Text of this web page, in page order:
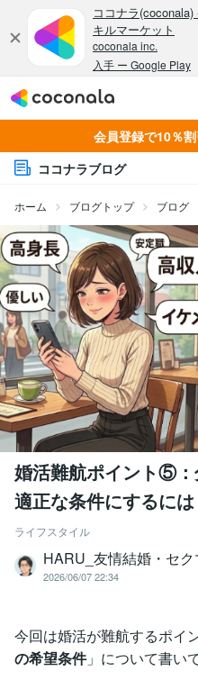
会員登録で10％
ココナラブログ
ホーム ブログトップ ブログ
婚活難航ポイント⑤
適正な条件にするには
ライフスタイル
HARU_友情結婚・セ
2026/06/07 22:34
今回は婚活が難航するポイ
の希望条件」について書い